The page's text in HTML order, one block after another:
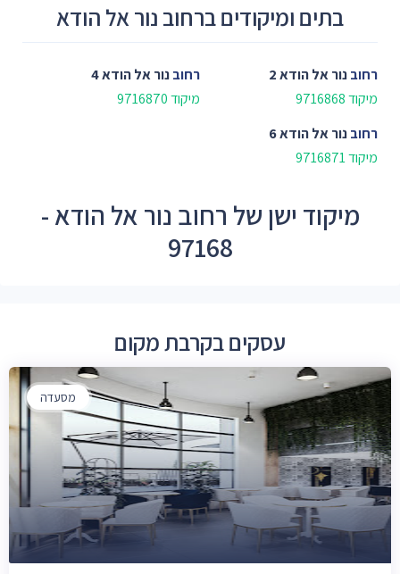
בתים ומיקודים ברחוב נור אל הודא
רחובנור אל הודא 2
מיקוד 9716868
רחובנור אל הודא 4
מיקוד 9716870
רחובנור אל הודא 6
מיקוד 9716871
מיקוד ישן של רחוב נור אל הודא -
97168
עסקים בקרבת מקום
מסעדה